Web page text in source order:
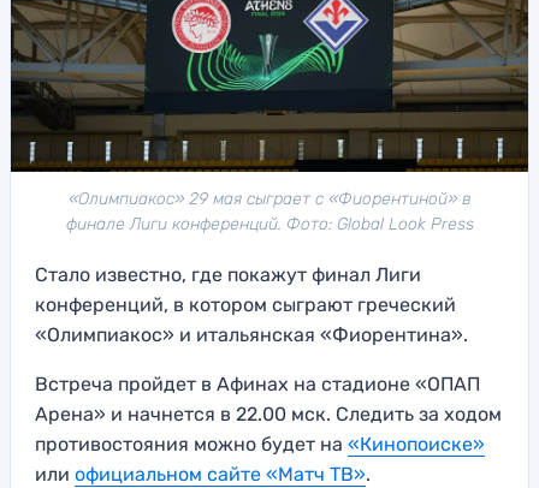
«Олимпиакос» 29 мая сыграет с «Фиорентиной» в
финале Лиги конференций. Фото: Global Look Press
Стало известно, где покажут финал Лиги
конференций, в котором сыграют греческий
«Олимпиакос» и итальянская «Фиорентина».
Встреча пройдет в Афинах на стадионе «ОПАП
Арена» и начнется в 22.00 мск. Следить за ходом
противостояния можно будет на «Кинопоиске»
или официальном сайте «Матч ТВ».